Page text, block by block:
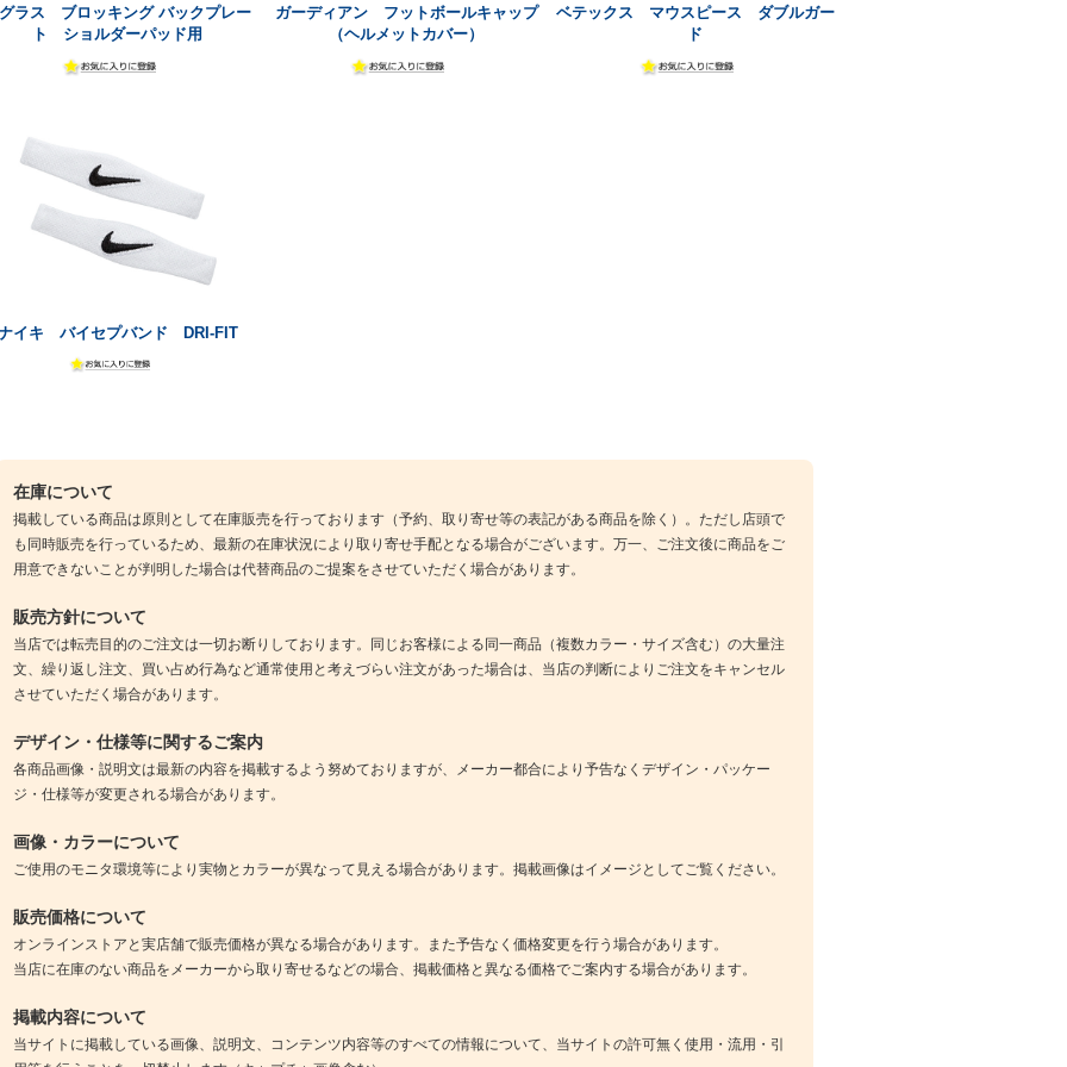
ラス ブロッキング バックプレー
ト ショルダーパッド用
ガーディアン フットボールキャップ
（ヘルメットカバー）
ベテックス マウスピース ダブルガー
ド
イキ バイセプバンド DRI-FIT
在庫について
掲載している商品は原則として在庫販売を行っております（予約、取り寄せ等の表記がある商品を除く）。ただし店頭で
も同時販売を行っているため、最新の在庫状況により取り寄せ手配となる場合がございます。万一、ご注文後に商品をご
用意できないことが判明した場合は代替商品のご提案をさせていただく場合があります。
販売方針について
当店では転売目的のご注文は一切お断りしております。同じお客様による同一商品（複数カラー・サイズ含む）の大量注
文、繰り返し注文、買い占め行為など通常使用と考えづらい注文があった場合は、当店の判断によりご注文をキャンセル
させていただく場合があります。
デザイン・仕様等に関するご案内
各商品画像・説明文は最新の内容を掲載するよう努めておりますが、メーカー都合により予告なくデザイン・パッケー
ジ・仕様等が変更される場合があります。
画像・カラーについて
ご使用のモニタ環境等により実物とカラーが異なって見える場合があります。掲載画像はイメージとしてご覧ください。
販売価格について
オンラインストアと実店舗で販売価格が異なる場合があります。また予告なく価格変更を行う場合があります。
当店に在庫のない商品をメーカーから取り寄せるなどの場合、掲載価格と異なる価格でご案内する場合があります。
掲載内容について
当サイトに掲載している画像、説明文、コンテンツ内容等のすべての情報について、当サイトの許可無く使用・流用・引